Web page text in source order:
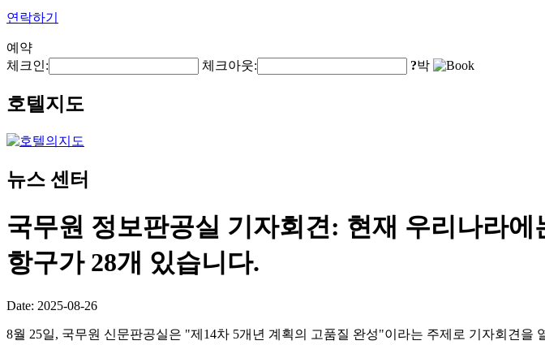
연락하기
예약
체크인:
체크아웃: ?박
호텔지도
뉴스 센터
국무원 정보판공실 기자회견: 현재 우리나라
항구가 28개 있습니다.
Date: 2025-08-26
8월 25일, 국무원 신문판공실은 "제14차 5개년 계획의 고품질 완성"이라는 주제로 기자회견